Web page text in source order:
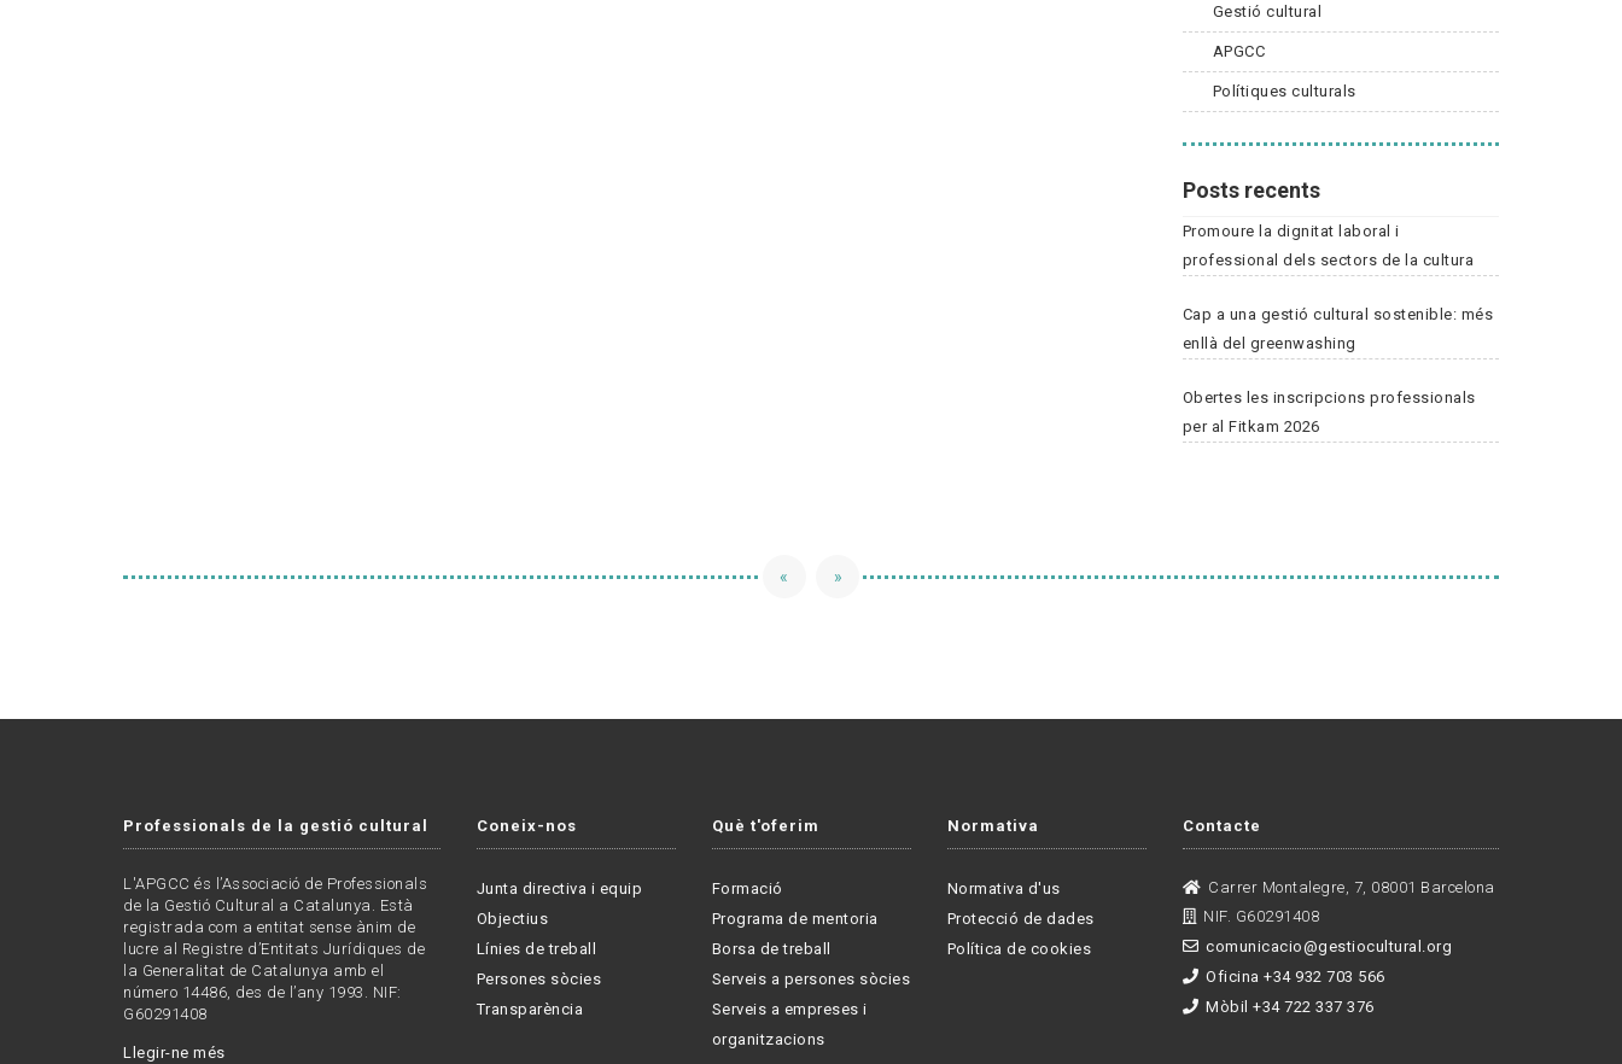
Gestió cultural
APGCC
Polítiques culturals
Posts recents
Promoure la dignitat laboral i
professional dels sectors de la cultura
Cap a una gestió cultural sostenible: més
enllà del greenwashing
Obertes les inscripcions professionals
per al Fitkam 2026
« »
Professionals de la gestió cultural
L'APGCC és l’Associació de Professionals
de la Gestió Cultural a Catalunya. Està
registrada com a entitat sense ànim de
lucre al Registre d’Entitats Jurídiques de
la Generalitat de Catalunya amb el
número 14486, des de l’any 1993. NIF:
G60291408
Llegir-ne més
Coneix-nos
Junta directiva i equip
Objectius
Línies de treball
Persones sòcies
Transparència
Què t'oferim
Formació
Programa de mentoria
Borsa de treball
Serveis a persones sòcies
Serveis a empreses i
organitzacions
Normativa
Normativa d'us
Protecció de dades
Política de cookies
Contacte
Carrer Montalegre, 7, 08001 Barcelona
NIF. G60291408
comunicacio@gestiocultural.org
Oficina +34 932 703 566
Mòbil +34 722 337 376